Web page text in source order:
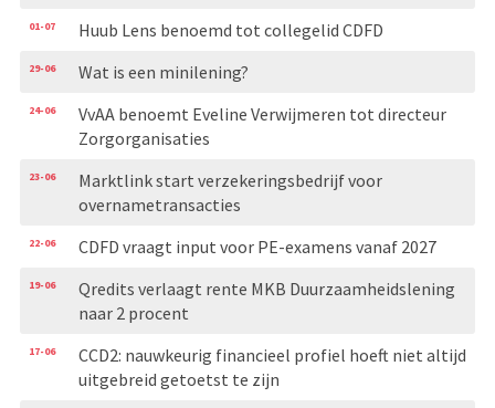
01-07 Huub Lens benoemd tot collegelid CDFD
29-06 Wat is een minilening?
24-06
VvAA benoemt Eveline Verwijmeren tot directeur
Zorgorganisaties
23-06
Marktlink start verzekeringsbedrijf voor
overnametransacties
22-06 CDFD vraagt input voor PE-examens vanaf 2027
19-06
Qredits verlaagt rente MKB Duurzaamheidslening
naar 2 procent
17-06
CCD2: nauwkeurig financieel profiel hoeft niet altijd
uitgebreid getoetst te zijn